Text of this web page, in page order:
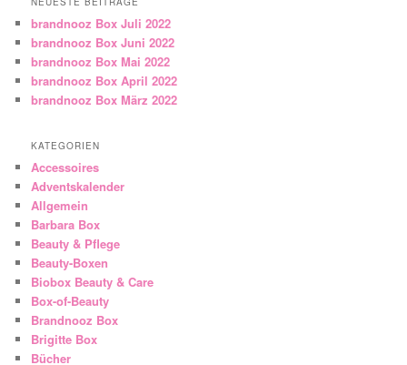
brandnooz Box Juli 2022
brandnooz Box Juni 2022
brandnooz Box Mai 2022
brandnooz Box April 2022
brandnooz Box März 2022
KATEGORIEN
Accessoires
Adventskalender
Allgemein
Barbara Box
Beauty & Pflege
Beauty-Boxen
Biobox Beauty & Care
Box-of-Beauty
Brandnooz Box
Brigitte Box
Bücher